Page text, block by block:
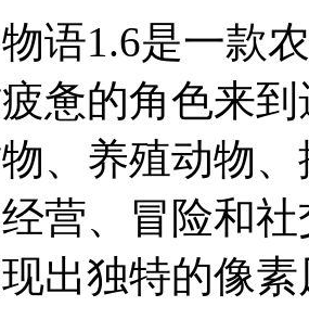
语1.6是一款
惫的角色来
、养殖动物
营、冒险和
出独特的像